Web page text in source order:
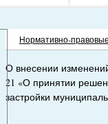
Нормативно-
О внесении
21 «О принятии
застройки